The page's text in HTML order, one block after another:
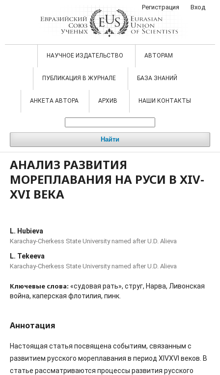
НАУЧНОЕ ИЗДАТЕЛЬСТВО АВТОРАМ
ПУБЛИКАЦИЯ В ЖУРНАЛЕ БАЗА ЗНАНИЙ
АНКЕТА АВТОРА АРХИВ НАШИ КОНТАКТЫ
Найти
Регистрация Вход
АНАЛИЗ РАЗВИТИЯ
МОРЕПЛАВАНИЯ НА РУСИ В XIV-
XVI ВЕКА
L. Hubieva
Karachay-Cherkess State University named after U.D. Alieva
L. Tekeeva
Karachay-Cherkess State University named after U.D. Alieva
Ключевые слова: «судовая рать», струг, Нарва, Ливонская
война, каперская флотилия, пинк.
Аннотация
Настоящая статья посвящена событиям, связанным с
развитием русского мореплавания в период XIVXVI веков. В
статье рассматриваются процессы развития русского